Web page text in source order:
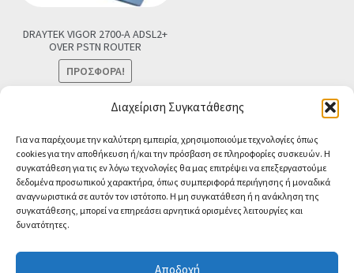
Διαχείριση Συγκατάθεσης
Για να παρέχουμε την καλύτερη εμπειρία, χρησιμοποιούμε τεχνολογίες όπως
cookies για την αποθήκευση ή/και την πρόσβαση σε πληροφορίες συσκευών. Η
συγκατάθεση για τις εν λόγω τεχνολογίες θα μας επιτρέψει να επεξεργαστούμε
δεδομένα προσωπικού χαρακτήρα, όπως συμπεριφορά περιήγησης ή μοναδικά
αναγνωριστικά σε αυτόν τον ιστότοπο. Η μη συγκατάθεση ή η ανάκληση της
συγκατάθεσης, μπορεί να επηρεάσει αρνητικά ορισμένες λειτουργίες και
δυνατότητες.
Αποδοχή
DRAYTEK VIGOR 2700-A ADSL2+
OVER PSTN ROUTER
ΠΡΟΣΦΟΡΆ!
Original
was:
€59.00.
Η
τιμή
είναι:
€25.90.
Τελική τιμή
Προσθήκη στο καλάθι
© CA-MICROLAND 2026
Papaki Managed WordPress with